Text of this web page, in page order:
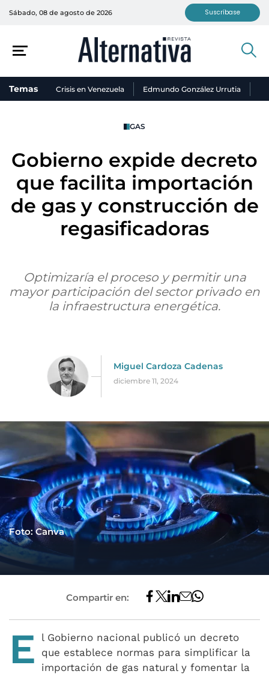
Sábado, 08 de agosto de 2026 Suscríbase
Temas Crisis en Venezuela Edmundo González Urrutia
GAS
Gobierno expide decreto
que facilita importación
de gas y construcción de
regasificadoras
Optimizaría el proceso y permitir una
mayor participación del sector privado en
la infraestructura energética.
Miguel Cardoza Cadenas
diciembre 11, 2024
Foto: Canva
Compartir en:
E
l Gobierno nacional publicó un decreto
que establece normas para simplificar la
importación de gas natural y fomentar la